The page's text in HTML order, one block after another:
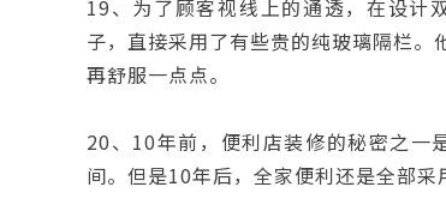
19、为了顾客视线上的通透，在设计
子，直接采用了有些贵的纯玻璃隔栏
再舒服一点点。
20、10年前，便利店装修的秘密之一
间。但是10年后，全家便利还是全部采